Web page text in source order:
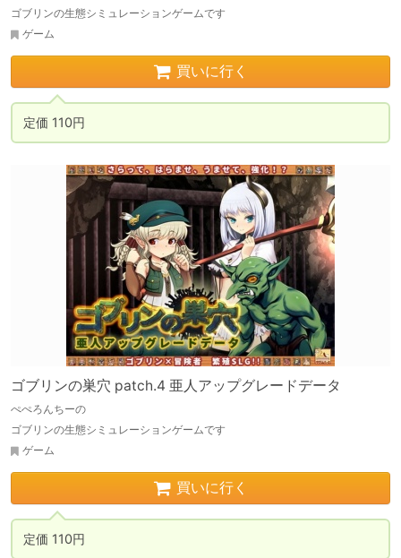
ゴブリンの生態シミュレーションゲームです
ゲーム
買いに行く
定価 110円
ゴブリンの巣穴 patch.4 亜人アップグレードデータ
ぺぺろんちーの
ゴブリンの生態シミュレーションゲームです
ゲーム
買いに行く
定価 110円